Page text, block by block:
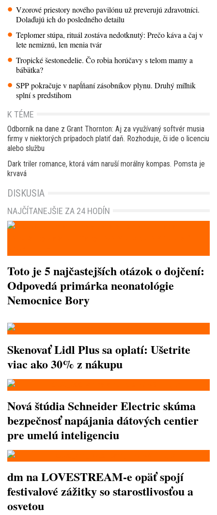
Vzorové priestory nového pavilónu už preverujú zdravotníci.
Dolaďujú ich do posledného detailu
Teplomer stúpa, rituál zostáva nedotknutý: Prečo káva a čaj v
lete nemiznú, len menia tvár
Tropické šestonedelie. Čo robia horúčavy s telom mamy a
bábätka?
SPP pokračuje v napĺňaní zásobníkov plynu. Druhý míľnik
splní s predstihom
K TÉME
Odborník na dane z Grant Thornton: Aj za využívaný softvér musia
firmy v niektorých prípadoch platiť daň. Rozhoduje, či ide o licenciu
alebo službu
Dark triler romance, ktorá vám naruší morálny kompas. Pomsta je
krvavá
DISKUSIA
NAJČÍTANEJŠIE ZA 24 HODÍN
Toto je 5 najčastejších otázok o dojčení:
Odpovedá primárka neonatológie
Nemocnice Bory
Skenovať Lidl Plus sa oplatí: Ušetrite
viac ako 30% z nákupu
Nová štúdia Schneider Electric skúma
bezpečnosť napájania dátových centier
pre umelú inteligenciu
dm na LOVESTREAM-e opäť spojí
festivalové zážitky so starostlivosťou a
osvetou